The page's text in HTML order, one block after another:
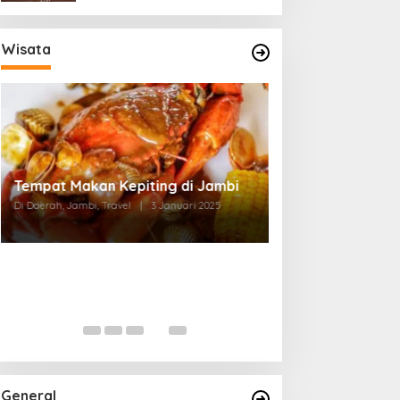
Wisata
Tempat Makan di Thehok Jambi
Di Daerah, Jambi, Travel | 3 Januari 2025
General